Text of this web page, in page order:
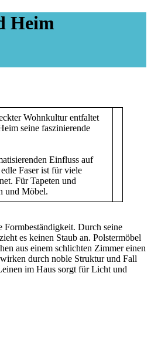
Heim
Wohnkultur entfaltet
seine faszinierende
Einfluss auf
Faser ist für viele
Für Tapeten und
und Möbel.
Formbeständigkeit. Durch seine
es keinen Staub an. Polstermöbel
aus einem schlichten Zimmer einen
durch noble Struktur und Fall
im Haus sorgt für Licht und